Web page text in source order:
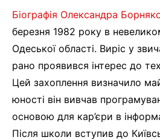
Біографія Олександра
березня 1982 року в
Одеської області. Виріс у
рано проявився інтерес до
Цей захоплення визначило
юності він вивчав
основою для кар’єри в
Після школи вступив до